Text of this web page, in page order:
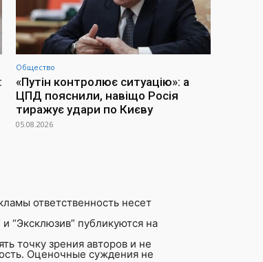
Общество
«Путін контролює ситуацію»: а
ЦПД пояснили, навіщо Росія
тиражує удари по Києву
05.08.2026
ответственность несет
“Эксклюзив” публикуются на
точку зрения авторов и не
Оценочные суждения не